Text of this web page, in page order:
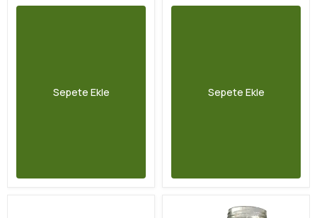
gr
Sepete Ekle Sepete Ekle